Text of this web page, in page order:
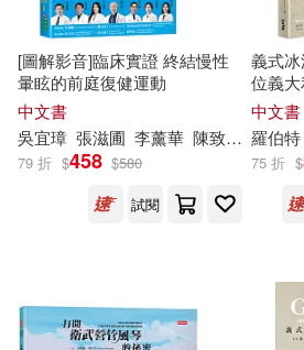
貓魚(1) 陳致中(1)
陶樂蒂(1)
露西．莫德．蒙哥馬利(1)
黃雅玲(1)
其他 (可複選)
現在可購買商品(16)
作者/演唱/譯/編/繪(20)
[圖解影音]臨床實證 終結慢性
暈眩的前庭復健運動
中文書
吳宜璋 張滋圃 李薰華 陳致中 黃子洲
79 折 $458 $580
試閱
義式
位義大
食譜選
中文書
羅伯
75 折 $